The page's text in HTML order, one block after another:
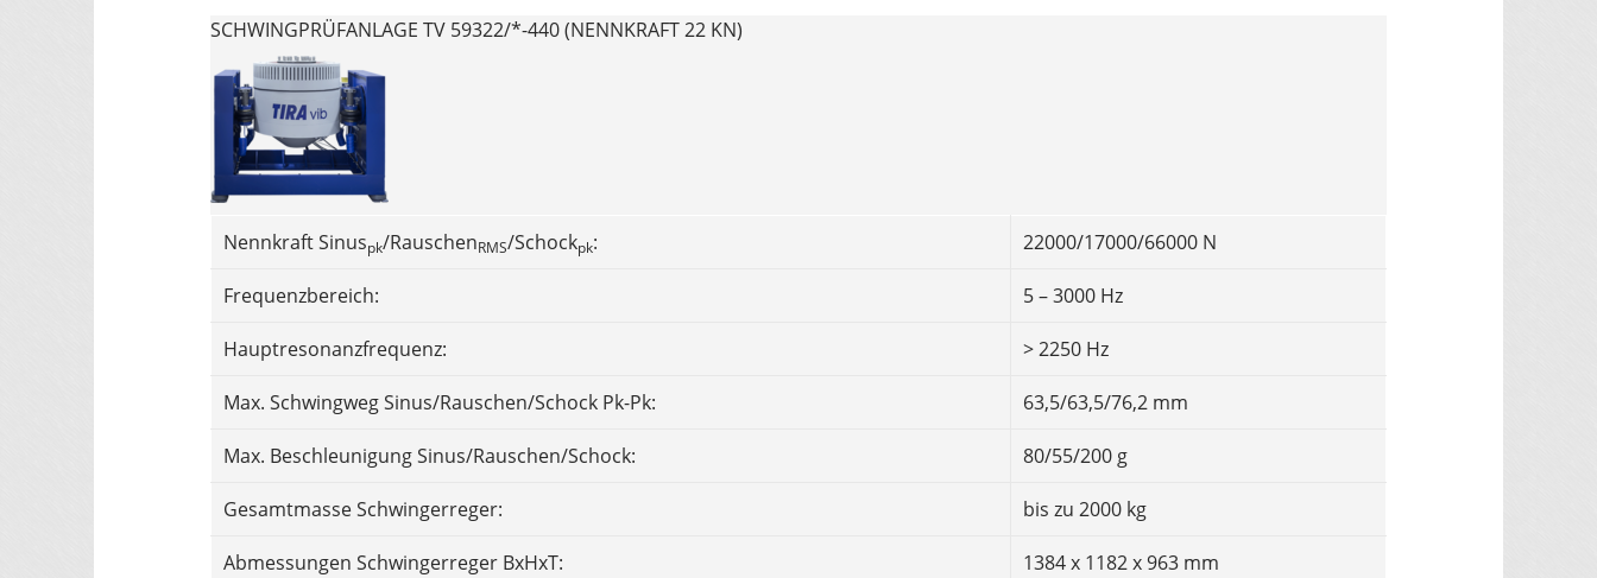
SCHWINGPRÜFANLAGE TV 59322/*-440 (NENNKRAFT 22 KN)
Nennkraft Sinuspk/RauschenRMS/Schockpk: 22000/17000/66000 N
Frequenzbereich: 5 – 3000 Hz
Hauptresonanzfrequenz: > 2250 Hz
Max. Schwingweg Sinus/Rauschen/Schock Pk-Pk: 63,5/63,5/76,2 mm
Max. Beschleunigung Sinus/Rauschen/Schock: 80/55/200 g
Gesamtmasse Schwingerreger: bis zu 2000 kg
Abmessungen Schwingerreger BxHxT: 1384 x 1182 x 963 mm